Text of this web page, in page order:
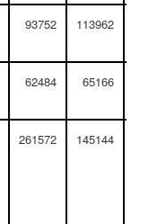
93752 113962
62484 65166
261572 145144